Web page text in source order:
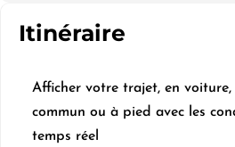
Itinéraire
Afficher votre trajet, en
commun ou à pied avec les
temps réel